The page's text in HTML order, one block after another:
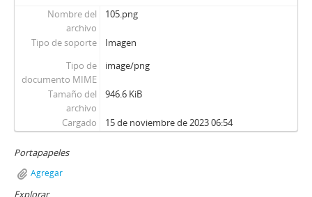
Nombre del
archivo
105.png
Tipo de soporte
Imagen
Tipo de
documento MIME
image/png
Tamaño del
archivo
946.6 KiB
Cargado 15 de noviembre de 2023 06:54
Portapapeles
Agregar